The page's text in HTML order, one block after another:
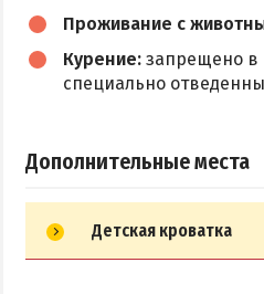
Проживание с
Курение: запрещено в
специально
Дополнительные места
Детская кроватка